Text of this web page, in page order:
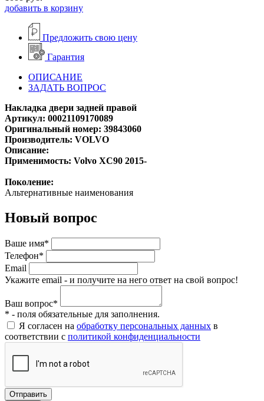
добавить в корзину
Предложить свою цену
Гарантия
ОПИСАНИЕ
ЗАДАТЬ ВОПРОС
Накладка двери задней правой
Артикул: 00021109170089
Оригинальный номер: 39843060
Производитель: VOLVO
Описание:
Применимость: Volvo XC90 2015-
Поколение:
Альтернативные наименования
Новый вопрос
Ваше имя*
Телефон*
Email
Укажите email - и получите на него ответ на свой вопрос!
Ваш вопрос*
* - поля обязательные для заполнения.
Я согласен на обработку персональных данных в
соответствии с политикой конфиденциальности
Отправить